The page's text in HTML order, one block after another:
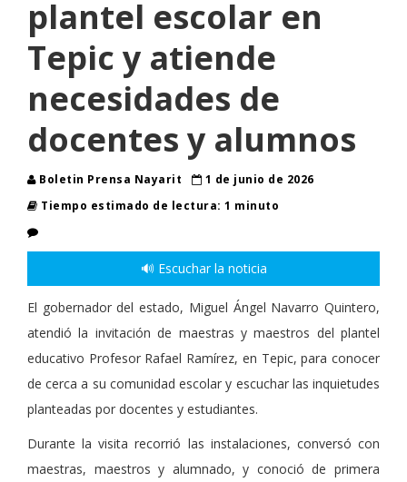
plantel escolar en
Tepic y atiende
necesidades de
docentes y alumnos
Boletin Prensa Nayarit
1 de junio de 2026
Tiempo estimado de lectura: 1 minuto
🔊 Escuchar la noticia
El gobernador del estado, Miguel Ángel Navarro Quintero,
atendió la invitación de maestras y maestros del plantel
educativo Profesor Rafael Ramírez, en Tepic, para conocer
de cerca a su comunidad escolar y escuchar las inquietudes
planteadas por docentes y estudiantes.
Durante la visita recorrió las instalaciones, conversó con
maestras, maestros y alumnado, y conoció de primera